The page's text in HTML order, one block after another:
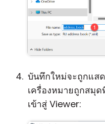
บันทึกใหม่จะถูกแส
เครื่องหมายถูกสมุ
เข้าสู่ Viewer: